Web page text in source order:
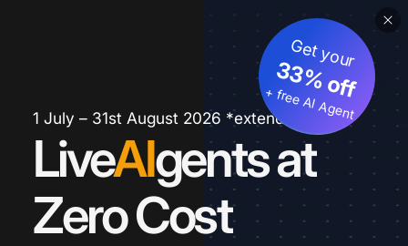
1 July – 31st August 2026 *extended
LiveAIgents at
Zero Cost
Get your
33% off
+ free AI Agent